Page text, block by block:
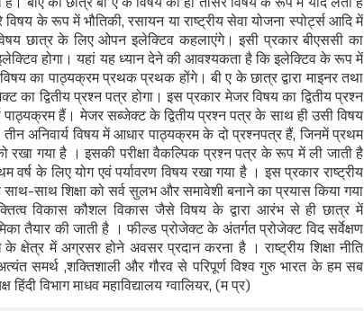
के रूप में भौतिकी, रसायन या राष्ट्रीय सेवा योजना स्पोर्ट्स आदि में
छात्र के लिए ओपन इलेक्टिव कहलाएंगे। इसी प्रकार बीएससी का
होगा। यहां यह ध्यान देने की आवश्यकता है कि इलेक्टिव के रूप में
का पाठ्यक्रम प्रथक प्रथक होंगे। बी ए के छात्र द्वारा माइनर तथा
द्वितीय प्रश्न पत्र होगा। इस प्रकार मेजर विषय का द्वितीय प्रश्न
हैं। मेजर सब्जेक्ट के द्वितीय प्रश्न पत्र के साथ ही उसी विषय
अनिवार्य विषय में आधार पाठ्यक्रम के दो प्रश्नपत्र हैं, जिनमें प्रथम
रखा गया है । इसकी परीक्षा वैकल्पिक प्रश्न पत्र के रूप में ली जाती है
के लिए योग एवं पर्यावरण विषय रखा गया है । इस प्रकार राष्ट्रीय
साथ-साथ शिक्षा को सर्व सुलभ और समावेशी बनाने का प्रयास किया गया
विकास कौशल विकास जैसे विषय के द्वारा आरंभ से ही छात्र में
तैयार की जाती है । फील्ड प्रोजेक्ट के अंतर्गत प्रोजेक्ट विद सर्वेक्षण
के क्षेत्र में अग्रसर होने अवसर प्रदान करना है । राष्ट्रीय शिक्षा नीति
समर्थ ,शक्तिशाली और गौरव से परिपूर्ण विश्व गुरु भारत के हम सब
हिंदी विभाग माधव महाविद्यालय ग्वालियर, (म प्र)